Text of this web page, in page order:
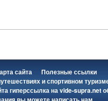
сайта
Полезные ссылки
и спортивном
гиперссылка наvide-supra.net